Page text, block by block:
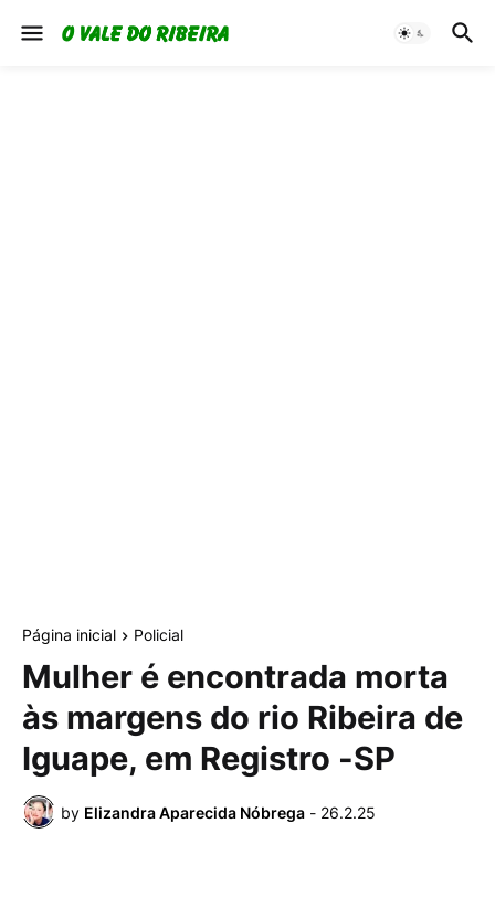
Página inicial Policial
Mulher é encontrada morta
às margens do rio Ribeira de
Iguape, em Registro -SP
by Elizandra Aparecida Nóbrega - 26.2.25